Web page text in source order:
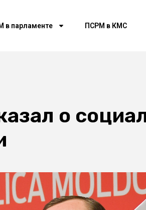
в парламенте ПСРМ в КМС
о